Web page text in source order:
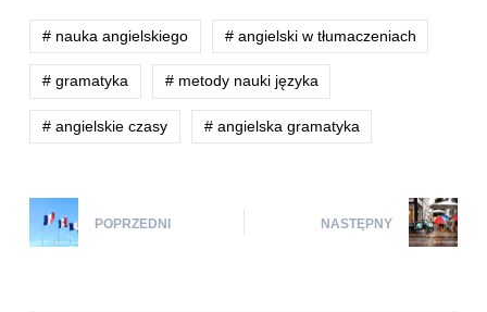
# nauka angielskiego # angielski w tłumaczeniach
# gramatyka # metody nauki języka
# angielskie czasy # angielska gramatyka
POPRZEDNI NASTĘPNY